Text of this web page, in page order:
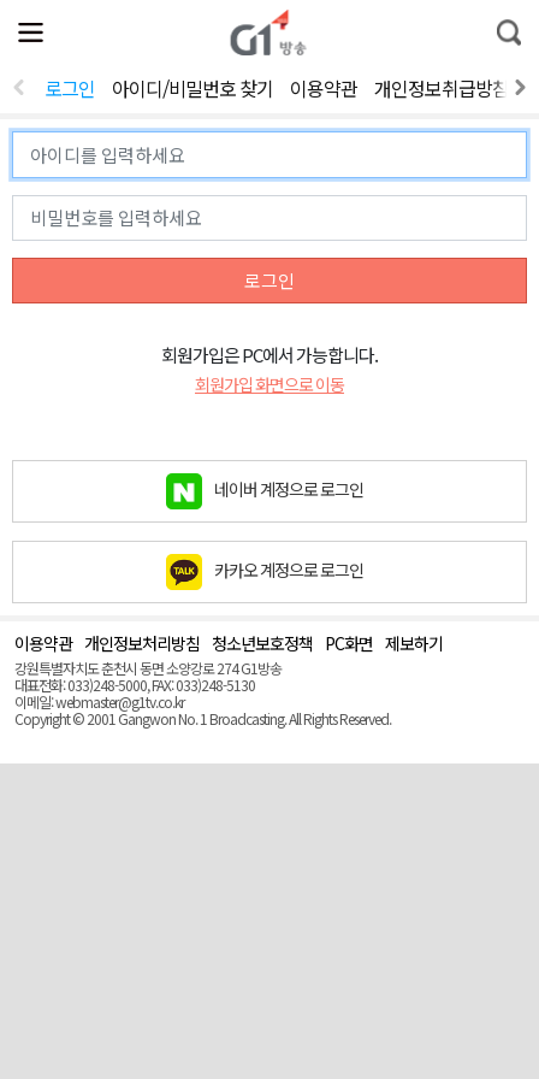
전
체
뉴
열
통
합
색
로그인 아이디/비밀번호 찾기 이용약관 개인정보취급방침
로그인
회원가입은 PC에서 가능합니다.
회원가입 화면으로 이동
네이버 계정으로 로그인
카카오 계정으로 로그인
이용약관 개인정보처리방침 청소년보호정책 PC화면 제보하기
강원특별자치도 춘천시 동면 소양강로 274 G1방송
대표전화: 033)248-5000, FAX: 033)248-5130
이메일: webmaster@g1tv.co.kr
Copyright © 2001 Gangwon No. 1 Broadcasting. All Rights Reserved.